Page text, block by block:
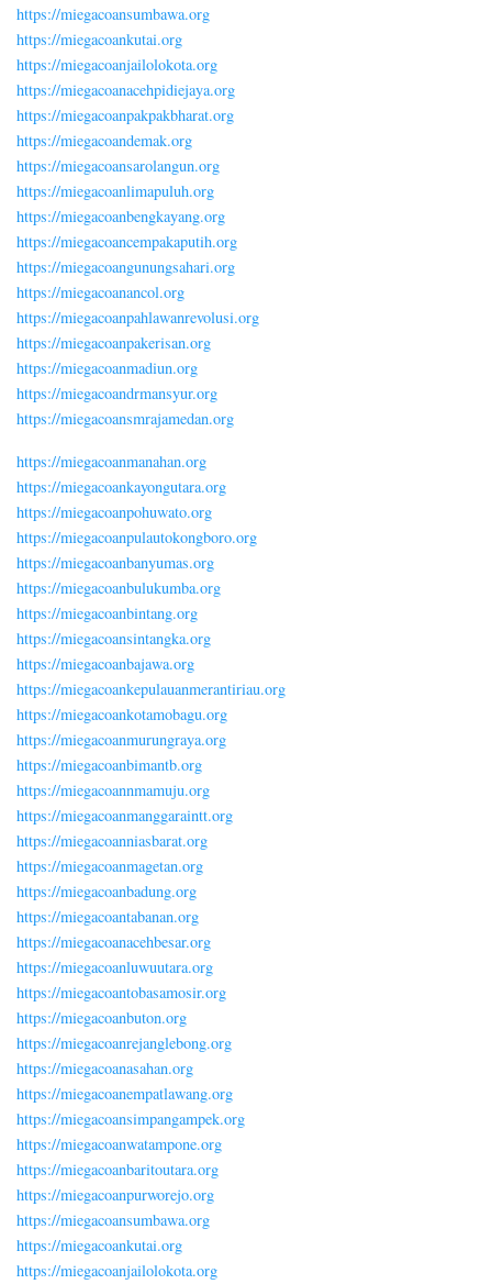
https://miegacoansumbawa.org
https://miegacoankutai.org
https://miegacoanjailolokota.org
https://miegacoanacehpidiejaya.org
https://miegacoanpakpakbharat.org
https://miegacoandemak.org
https://miegacoansarolangun.org
https://miegacoanlimapuluh.org
https://miegacoanbengkayang.org
https://miegacoancempakaputih.org
https://miegacoangunungsahari.org
https://miegacoanancol.org
https://miegacoanpahlawanrevolusi.org
https://miegacoanpakerisan.org
https://miegacoanmadiun.org
https://miegacoandrmansyur.org
https://miegacoansmrajamedan.org
https://miegacoanmanahan.org
https://miegacoankayongutara.org
https://miegacoanpohuwato.org
https://miegacoanpulautokongboro.org
https://miegacoanbanyumas.org
https://miegacoanbulukumba.org
https://miegacoanbintang.org
https://miegacoansintangka.org
https://miegacoanbajawa.org
https://miegacoankepulauanmerantiriau.org
https://miegacoankotamobagu.org
https://miegacoanmurungraya.org
https://miegacoanbimantb.org
https://miegacoannmamuju.org
https://miegacoanmanggaraintt.org
https://miegacoanniasbarat.org
https://miegacoanmagetan.org
https://miegacoanbadung.org
https://miegacoantabanan.org
https://miegacoanacehbesar.org
https://miegacoanluwuutara.org
https://miegacoantobasamosir.org
https://miegacoanbuton.org
https://miegacoanrejanglebong.org
https://miegacoanasahan.org
https://miegacoanempatlawang.org
https://miegacoansimpangampek.org
https://miegacoanwatampone.org
https://miegacoanbaritoutara.org
https://miegacoanpurworejo.org
https://miegacoansumbawa.org
https://miegacoankutai.org
https://miegacoanjailolokota.org